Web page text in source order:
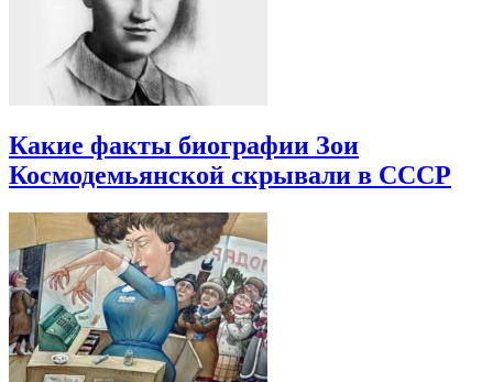
Какие факты биографии Зои
Космодемьянской скрывали в СССР